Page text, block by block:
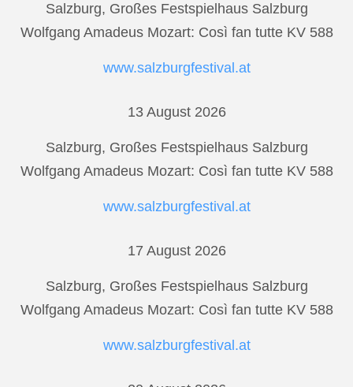
Salzburg, Großes Festspielhaus Salzburg
Wolfgang Amadeus Mozart: Così fan tutte KV 588
www.salzburgfestival.at
13 August 2026
Salzburg, Großes Festspielhaus Salzburg
Wolfgang Amadeus Mozart: Così fan tutte KV 588
www.salzburgfestival.at
17 August 2026
Salzburg, Großes Festspielhaus Salzburg
Wolfgang Amadeus Mozart: Così fan tutte KV 588
www.salzburgfestival.at